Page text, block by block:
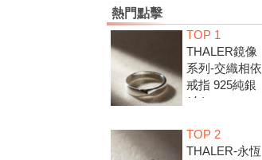
熱門點擊
TOP 1
THALER鏡像
系列-交織相依
戒指 925純銀
(女) ♠
TOP 2
THALER-永恆